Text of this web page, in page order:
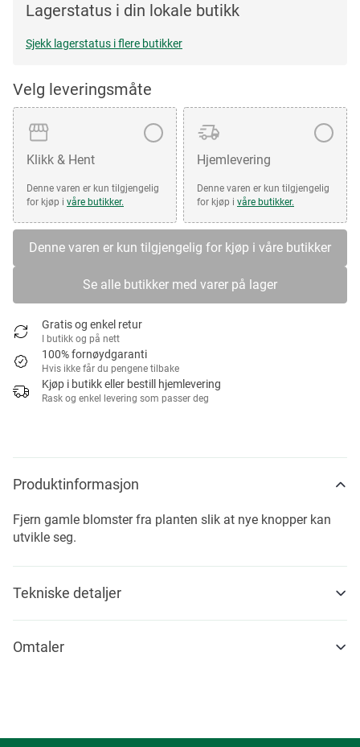
Lagerstatus i din lokale butikk
Sjekk lagerstatus i flere butikker
Velg leveringsmåte
Klikk & Hent
Denne varen er kun tilgjengelig
for kjøp i våre butikker.
Hjemlevering
Denne varen er kun tilgjengelig
for kjøp i våre butikker.
Denne varen er kun tilgjengelig for kjøp i våre butikker
Se alle butikker med varer på lager
Gratis og enkel retur
I butikk og på nett
100% fornøydgaranti
Hvis ikke får du pengene tilbake
Kjøp i butikk eller bestill hjemlevering
Rask og enkel levering som passer deg
Produktinformasjon
Fjern gamle blomster fra planten slik at nye knopper kan
utvikle seg.
Tekniske detaljer
Omtaler